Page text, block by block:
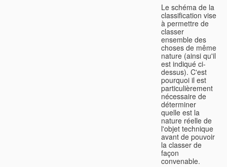
Le schéma de la
classification vise
à permettre de
classer
ensemble des
choses de même
nature (ainsi qu'il
est indiqué ci-
dessus). C'est
pourquoi il est
particulièrement
nécessaire de
déterminer
quelle est la
nature réelle de
l'objet technique
avant de pouvoir
la classer de
façon
convenable.